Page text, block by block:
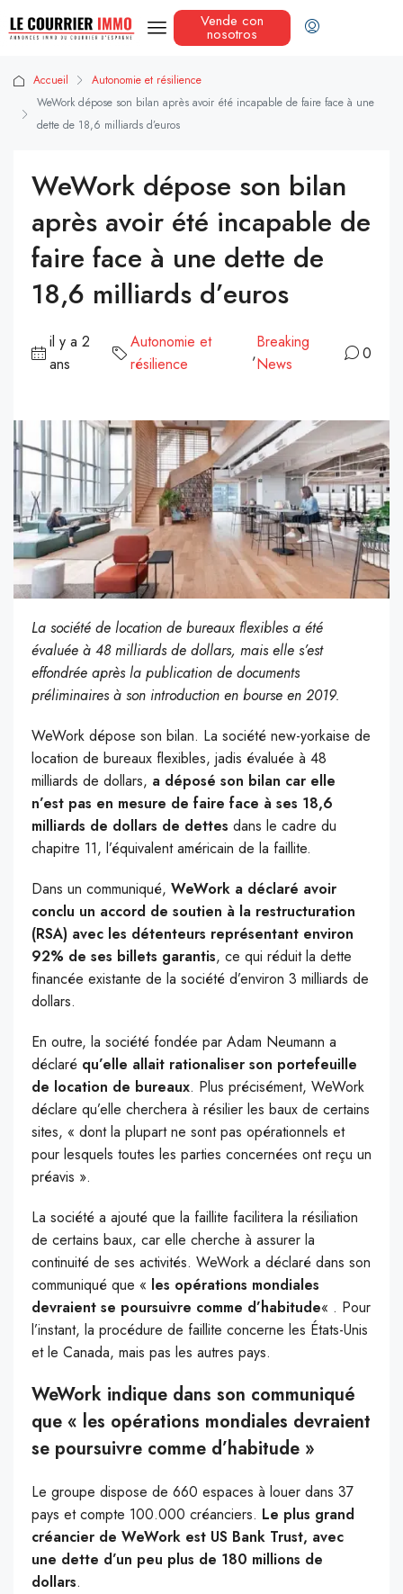
Vende con
nosotros
Accueil
Autonomie et résilience
WeWork dépose son bilan après avoir été incapable de faire face à une
dette de 18,6 milliards d’euros
WeWork dépose son bilan
après avoir été incapable de
faire face à une dette de
18,6 milliards d’euros
il y a 2
ans
Autonomie et
résilience
,
Breaking
News
0
La société de location de bureaux flexibles a été
évaluée à 48 milliards de dollars, mais elle s’est
effondrée après la publication de documents
préliminaires à son introduction en bourse en 2019.
WeWork dépose son bilan. La société new-yorkaise de
location de bureaux flexibles, jadis évaluée à 48
milliards de dollars, a déposé son bilan car elle
n’est pas en mesure de faire face à ses 18,6
milliards de dollars de dettes dans le cadre du
chapitre 11, l’équivalent américain de la faillite.
Dans un communiqué, WeWork a déclaré avoir
conclu un accord de soutien à la restructuration
(RSA) avec les détenteurs représentant environ
92% de ses billets garantis, ce qui réduit la dette
financée existante de la société d’environ 3 milliards de
dollars.
En outre, la société fondée par Adam Neumann a
déclaré qu’elle allait rationaliser son portefeuille
de location de bureaux. Plus précisément, WeWork
déclare qu’elle cherchera à résilier les baux de certains
sites, « dont la plupart ne sont pas opérationnels et
pour lesquels toutes les parties concernées ont reçu un
préavis ».
La société a ajouté que la faillite facilitera la résiliation
de certains baux, car elle cherche à assurer la
continuité de ses activités. WeWork a déclaré dans son
communiqué que « les opérations mondiales
devraient se poursuivre comme d’habitude« . Pour
l’instant, la procédure de faillite concerne les États-Unis
et le Canada, mais pas les autres pays.
WeWork indique dans son communiqué
que « les opérations mondiales devraient
se poursuivre comme d’habitude »
Le groupe dispose de 660 espaces à louer dans 37
pays et compte 100.000 créanciers. Le plus grand
créancier de WeWork est US Bank Trust, avec
une dette d’un peu plus de 180 millions de
dollars.